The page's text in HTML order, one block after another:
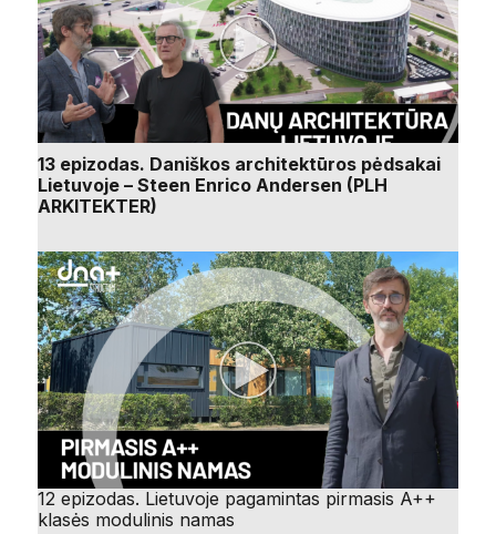
13 epizodas. Daniškos architektūros pėdsakai
Lietuvoje – Steen Enrico Andersen (PLH
ARKITEKTER)
12 epizodas. Lietuvoje pagamintas pirmasis A++
klasės modulinis namas